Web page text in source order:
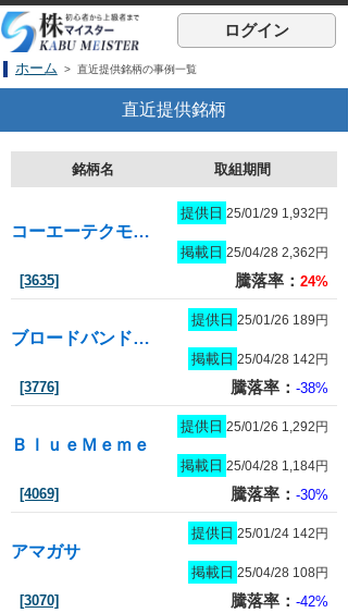
ログイン
ホーム > 直近提供銘柄の事例一覧
直近提供銘柄
銘柄名 取組期間
コーエーテクモホールディングス
提供日 25/01/29 1,932円
掲載日 25/04/28 2,362円
[3635] 騰落率： 24%
ブロードバンドタワー
提供日 25/01/26 189円
掲載日 25/04/28 142円
[3776] 騰落率： -38%
ＢｌｕｅＭｅｍｅ
提供日 25/01/26 1,292円
掲載日 25/04/28 1,184円
[4069] 騰落率： -30%
アマガサ
提供日 25/01/24 142円
掲載日 25/04/28 108円
[3070] 騰落率： -42%